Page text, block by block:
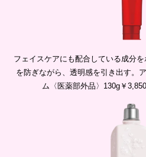
フェイスケアにも配合している成分
を防ぎながら、透明感を引き出す。
ム〈医薬部外品〉130g￥